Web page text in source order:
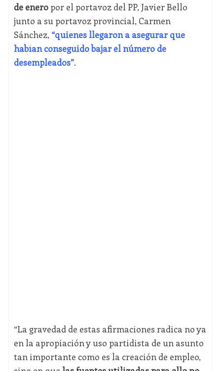
de eneropor el portavoz del PP, Javier Bello
junto a su portavoz provincial, Carmen
Sánchez, “quienes llegaron a asegurar que
habían conseguido bajar el número de
desempleados”.
“La gravedad de estas afirmaciones radica no ya
en la apropiación y uso partidista de un asunto
tan importante como es la creación de empleo,